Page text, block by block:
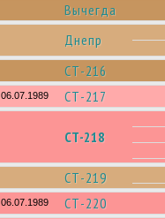
Вычегда
Днепр
СТ-216
06.07.1989 СТ-217
СТ-218
СТ-219
06.07.1989 СТ-220